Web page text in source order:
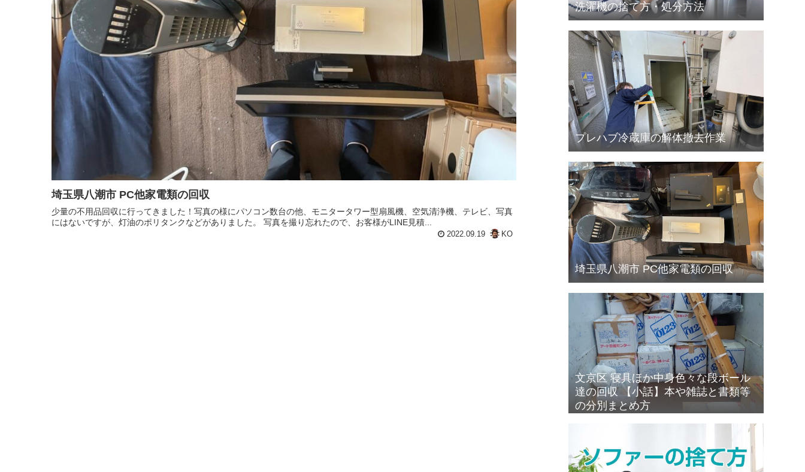
埼玉県八潮市 PC他家電類の回収
少量の不用品回収に行ってきました！写真の様にパソコン数台の他、モニタータワー型扇風機、空気清浄機、テレビ、写真
にはないですが、灯油のポリタンクなどがありました。 写真を撮り忘れたので、お客様がLINE見積...
2022.09.19 KO
洗濯機の捨て方・処分方法
プレハブ冷蔵庫の解体撤去作業
埼玉県八潮市 PC他家電類の回収
文京区 寝具ほか中身色々な段ボール
達の回収 【小話】本や雑誌と書類等
の分別まとめ方